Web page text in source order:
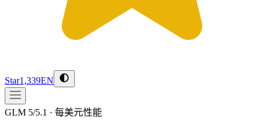
Star1,339EN
GLM 5/5.1 · 每美元性能